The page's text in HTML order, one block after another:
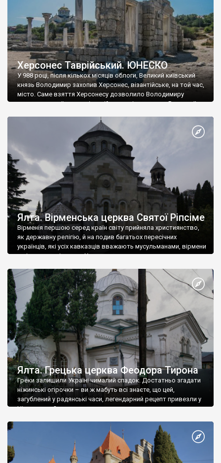
Херсонес Таврійський. ЮНЕСКО
У 988 році, після кількох місяців облоги, Великий київський
князь Володимир захопив Херсонес, візантійське, на той час,
місто. Саме взяття Херсонесу дозволило Володимиру
диктувати свої умови візантійському імператору Василю ІІ, та
Херсонесі Володимир-язичник, став Василем-християнином.
А потім було Хрещення Русі. На честь Херсонесу Таврійського
Ялта. Вірменська церква Святої Ріпсіме
Вірменія першою серед країн світу прийняла християнство,
як державну релігію, й на подив багатьох пересічних
українців, які усіх кавказців вважають мусульманами, вірмени
є відданими вірянами Христа
Ялта. Грецька церква Феодора Тирона
Греки залишили Україні чималий спадок. Достатньо згадати
ніжинські огірочки – ви ж мабуть всі знаєте, що цей,
загублений у радянські часи, легендарний рецепт привезли у
Ніжин греки?